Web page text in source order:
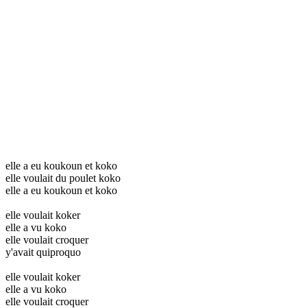
elle a eu koukoun et koko
elle voulait du poulet koko
elle a eu koukoun et koko
elle voulait koker
elle a vu koko
elle voulait croquer
y'avait quiproquo
elle voulait koker
elle a vu koko
elle voulait croquer